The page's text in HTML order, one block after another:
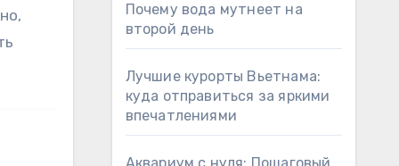
Почему вода мутнеет на
второй день
Лучшие курорты Вьетнама:
куда отправиться за яркими
впечатлениями